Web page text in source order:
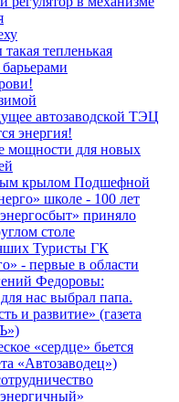
тепленькая
автозаводской ТЭЦ
энергия!
мощности для новых
крылом Подшефной
школе - 100 лет
приняло
столе
Туристы ГК
- первые в области
Федоровы:
нас выбрал папа.
и развитие» (газета
«сердце» бьется
«Автозаводец»)